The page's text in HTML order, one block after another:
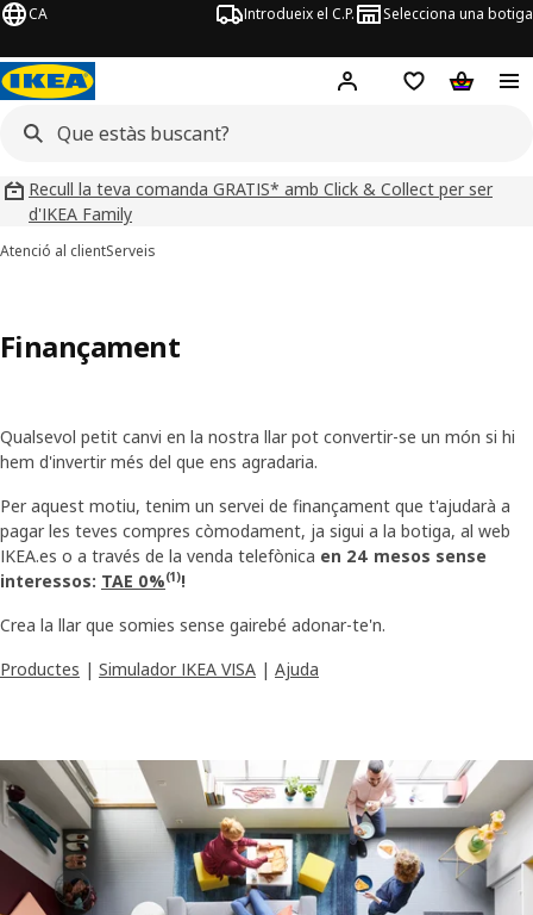
CA Introdueix el C.P. Selecciona una botiga
Hej! Inicia sessió
Llista deCistella
Recull la teva comanda GRATIS* amb Click & Collect per ser
d'IKEA Family
Atenció al clientServeis
Finançament
Qualsevol petit canvi en la nostra llar pot convertir-se un món si hi
hem d'invertir més del que ens agradaria.
Per aquest motiu, tenim un servei de finançament que t'ajudarà a
pagar les teves compres còmodament, ja sigui a la botiga, al web
IKEA.es o a través de la venda telefònica en 24 mesos sense
interessos: TAE 0%(1)!
Crea la llar que somies sense gairebé adonar-te'n.
Productes | Simulador IKEA VISA | Ajuda